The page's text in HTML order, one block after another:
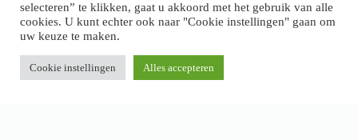
selecteren” te klikken, gaat u akkoord met het gebruik van alle
cookies. U kunt echter ook naar "Cookie instellingen" gaan om
uw keuze te maken.
Cookie instellingen Alles accepteren